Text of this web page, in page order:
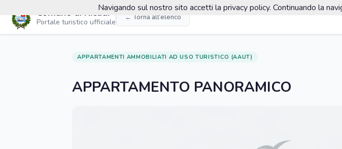
Comune di Ricadi
Portale turistico ufficiale
← Torna all'elenco
APPARTAMENTI AMMOBILIATI AD USO TURISTICO (AAUT)
APPARTAMENTO PANORAMICO
Navigando sul nostro sito accetti la privacy policy. Continuando la